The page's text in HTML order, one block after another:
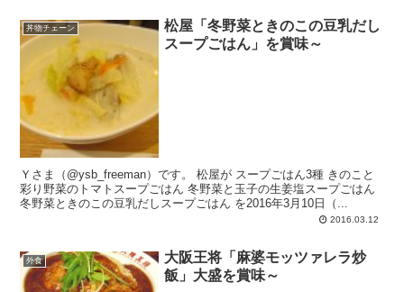
丼物チェーン
松屋「冬野菜ときのこの豆乳だし
スープごはん」を賞味～
Ｙさま（@ysb_freeman）です。 松屋が スープごはん3種 きのこと
彩り野菜のトマトスープごはん 冬野菜と玉子の生姜塩スープごはん
冬野菜ときのこの豆乳だしスープごはん を2016年3月10日（...
2016.03.12
外食
大阪王将「麻婆モッツァレラ炒
飯」大盛を賞味～